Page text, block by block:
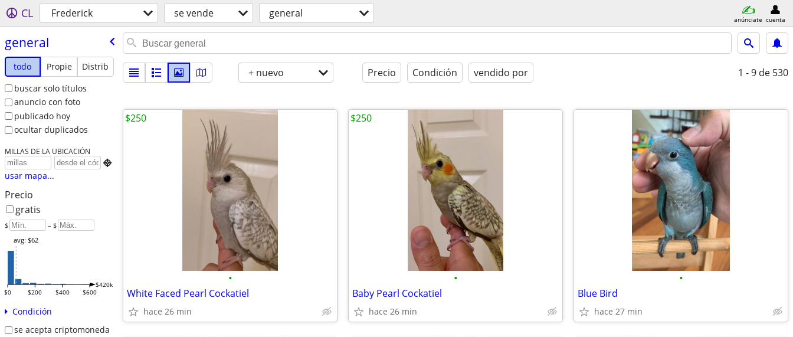
CL Frederick se vende general anúnciate cuenta
general
todo Propie
Distrib
buscar solo títulos
anuncio con foto
publicado hoy
ocultar duplicados
MILLAS DE LA UBICACIÓN

usar mapa...
Precio
gratis
$ – $
$0 $200 $400 $600
$420k
avg: $62
Condición
se acepta criptomoneda
+ nuevo Precio Condición vendido por 1 - 9 de 530
•
White Faced Pearl Cockatiel
hace 26 min
$250
•
Baby Pearl Cockatiel
hace 26 min
$250
•
Blue Bird
hace 27 min